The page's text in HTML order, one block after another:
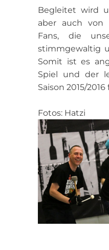
Begleitet wird
aber auch von
Fans, die
stimmgewaltig
Somit ist es
Spiel und der
Saison 2015/
Fotos: Hatzi